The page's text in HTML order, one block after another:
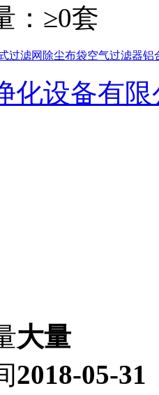
： ≥0套
过滤网除尘布袋空气过滤器铝
化设备有
大量
2018-05-31